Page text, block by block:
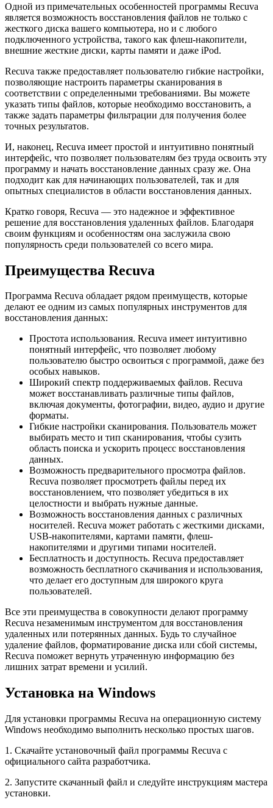
Одной из примечательных особенностей программы Recuva
является возможность восстановления файлов не только с
жесткого диска вашего компьютера, но и с любого
подключенного устройства, такого как флеш-накопители,
внешние жесткие диски, карты памяти и даже iPod.
Recuva также предоставляет пользователю гибкие настройки,
позволяющие настроить параметры сканирования в
соответствии с определенными требованиями. Вы можете
указать типы файлов, которые необходимо восстановить, а
также задать параметры фильтрации для получения более
точных результатов.
И, наконец, Recuva имеет простой и интуитивно понятный
интерфейс, что позволяет пользователям без труда освоить эту
программу и начать восстановление данных сразу же. Она
подходит как для начинающих пользователей, так и для
опытных специалистов в области восстановления данных.
Кратко говоря, Recuva — это надежное и эффективное
решение для восстановления удаленных файлов. Благодаря
своим функциям и особенностям она заслужила свою
популярность среди пользователей со всего мира.
Преимущества Recuva
Программа Recuva обладает рядом преимуществ, которые
делают ее одним из самых популярных инструментов для
восстановления данных:
Простота использования. Recuva имеет интуитивно
понятный интерфейс, что позволяет любому
пользователю быстро освоиться с программой, даже без
особых навыков.
Широкий спектр поддерживаемых файлов. Recuva
может восстанавливать различные типы файлов,
включая документы, фотографии, видео, аудио и другие
форматы.
Гибкие настройки сканирования. Пользователь может
выбирать место и тип сканирования, чтобы сузить
область поиска и ускорить процесс восстановления
данных.
Возможность предварительного просмотра файлов.
Recuva позволяет просмотреть файлы перед их
восстановлением, что позволяет убедиться в их
целостности и выбрать нужные данные.
Возможность восстановления данных с различных
носителей. Recuva может работать с жесткими дисками,
USB-накопителями, картами памяти, флеш-
накопителями и другими типами носителей.
Бесплатность и доступность. Recuva предоставляет
возможность бесплатного скачивания и использования,
что делает его доступным для широкого круга
пользователей.
Все эти преимущества в совокупности делают программу
Recuva незаменимым инструментом для восстановления
удаленных или потерянных данных. Будь то случайное
удаление файлов, форматирование диска или сбой системы,
Recuva поможет вернуть утраченную информацию без
лишних затрат времени и усилий.
Установка на Windows
Для установки программы Recuva на операционную систему
Windows необходимо выполнить несколько простых шагов.
1. Скачайте установочный файл программы Recuva с
официального сайта разработчика.
2. Запустите скачанный файл и следуйте инструкциям мастера
установки.